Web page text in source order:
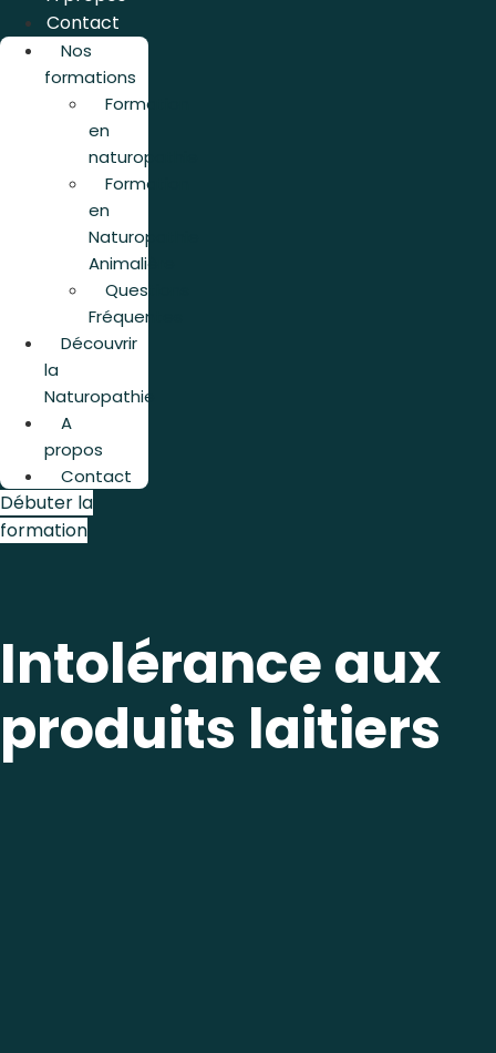
Contact
Nos
formations
Formation
en
naturopathie
Formation
en
Naturopathie
Animalière
Questions
Fréquentes
Découvrir
la
Naturopathie
A
propos
Contact
Débuter la
formation
Intolérance aux
produits laitiers